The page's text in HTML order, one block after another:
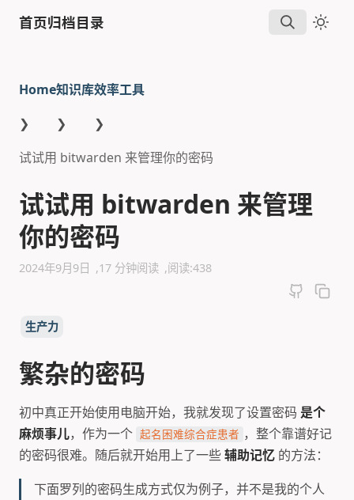
首页归档目录
Home
❯
知识库
❯
效率工具
❯
试试用 bitwarden 来管理你的密码
试试用 bitwarden 来管理
你的密码
2024年9月9日 17 分钟阅读 阅读:438
生产力
繁杂的密码
初中真正开始使用电脑开始，我就发现了设置密码 是个
麻烦事儿，作为一个 起名困难综合症患者 ，整个靠谱好记
的密码很难。随后就开始用上了一些辅助记忆 的方法：
下面罗列的密码生成方式仅为例子，并不是我的个人